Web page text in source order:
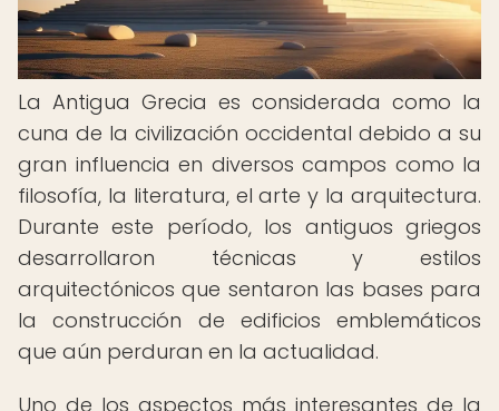
La Antigua Grecia es considerada como la
cuna de la civilización occidental debido a su
gran influencia en diversos campos como la
filosofía, la literatura, el arte y la arquitectura.
Durante este período, los antiguos griegos
desarrollaron técnicas y estilos
arquitectónicos que sentaron las bases para
la construcción de edificios emblemáticos
que aún perduran en la actualidad.
Uno de los aspectos más interesantes de la